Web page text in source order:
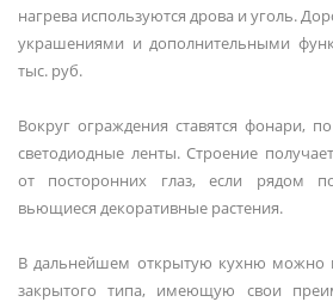
нагрева используются дрова и уголь.
украшениями и дополнительными
тыс. руб.
Вокруг ограждения ставятся фонари,
светодиодные ленты. Строение
от посторонних глаз, если рядом
вьющиеся декоративные растения.
В дальнейшем открытую кухню можно
закрытого типа, имеющую свои